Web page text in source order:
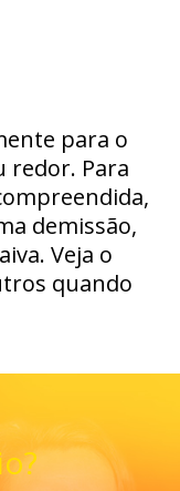
para o
redor. Para
demissão,
Veja o
quando